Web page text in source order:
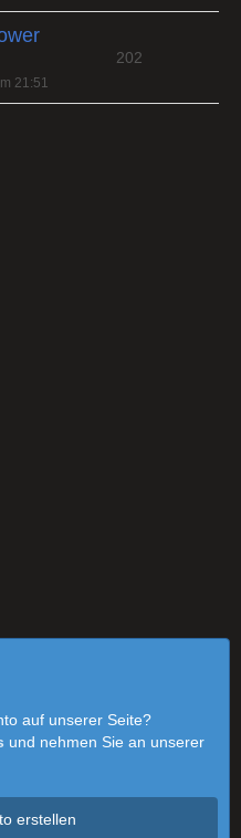
21:51
202
auf unserer Seite?
und nehmen Sie an unserer
erstellen